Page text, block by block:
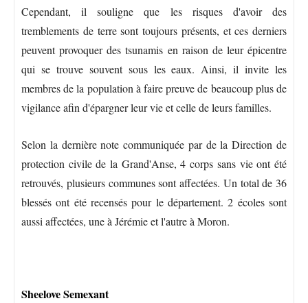
Cependant, il souligne que les risques d'avoir des
tremblements de terre sont toujours présents, et ces derniers
peuvent provoquer des tsunamis en raison de leur épicentre
qui se trouve souvent sous les eaux. Ainsi, il invite les
membres de la population à faire preuve de beaucoup plus de
vigilance afin d'épargner leur vie et celle de leurs familles.
Selon la dernière note communiquée par de la Direction de
protection civile de la Grand'Anse, 4 corps sans vie ont été
retrouvés, plusieurs communes sont affectées. Un total de 36
blessés ont été recensés pour le département. 2 écoles sont
aussi affectées, une à Jérémie et l'autre à Moron.
Sheelove Semexant